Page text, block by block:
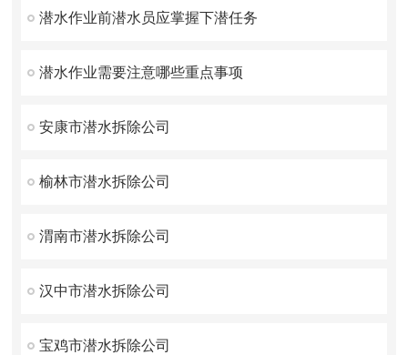
潜水作业前潜水员应掌握下潜任务
潜水作业需要注意哪些重点事项
安康市潜水拆除公司
榆林市潜水拆除公司
渭南市潜水拆除公司
汉中市潜水拆除公司
宝鸡市潜水拆除公司